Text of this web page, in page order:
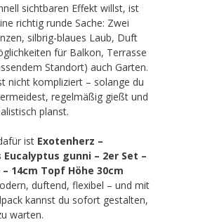
sichtbaren Effekt willst, ist
richtig runde Sache: Zwei
silbrig-blaues Laub, Duft
für Balkon, Terrasse
Standort) auch Garten.
nicht kompliziert – solange du
regelmäßig gießt und
planst.
ist Exotenherz –
Eucalyptus gunni – 2er Set –
14cm Topf Höhe 30cm
duftend, flexibel – und mit
kannst du sofort gestalten,
warten.